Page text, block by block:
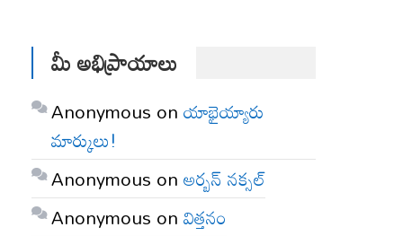
మీ అభిప్రాయాలు
Anonymous onయాభైయ్యారు
మార్కులు!
Anonymous onఅర్బన్ నక్సల్
Anonymous onవిత్తనం